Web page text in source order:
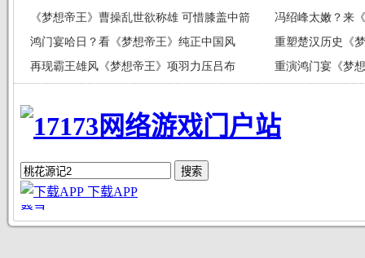
《梦想帝王》曹操乱世欲称雄 可惜膝盖中箭
冯绍峰太嫩？来
鸿门宴哈日？看《梦想帝王》纯正中国风
重塑楚汉历史《
再现霸王雄风《梦想帝王》项羽力压吕布
重演鸿门宴《梦